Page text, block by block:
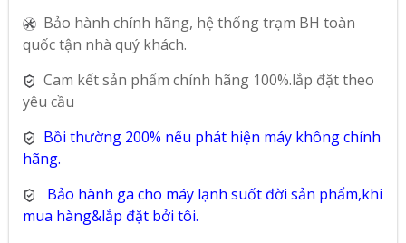
Bảo hành chính hãng, hệ thống trạm BH toàn
quốc tận nhà quý khách.
Cam kết sản phẩm chính hãng 100%.lắp đặt theo
yêu cầu
Bồi thường 200% nếu phát hiện máy không chính
hãng.
Bảo hành ga cho máy lạnh suốt đời sản phẩm,khi
mua hàng&lắp đặt bởi tôi.